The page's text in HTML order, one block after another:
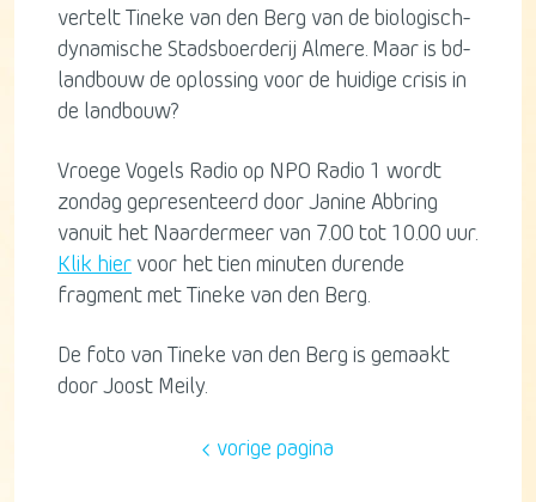
vertelt Tineke van den Berg van de biologisch-
dynamische Stadsboerderij Almere. Maar is bd-
landbouw de oplossing voor de huidige crisis in
de landbouw?
Vroege Vogels Radio op NPO Radio 1 wordt
zondag gepresenteerd door Janine Abbring
vanuit het Naardermeer van 7.00 tot 10.00 uur.
Klik hier voor het tien minuten durende
fragment met Tineke van den Berg.
De foto van Tineke van den Berg is gemaakt
door Joost Meily.
vorige pagina